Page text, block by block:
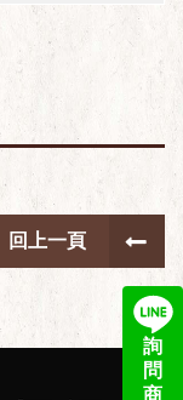
詢
問
商
回上一頁